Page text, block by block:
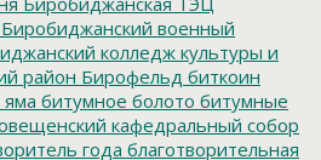
Биробиджанский военный
колледж культуры и
район Бирофельд биткоин
битумное болото битумные
кафедральный собор
года благотворительная